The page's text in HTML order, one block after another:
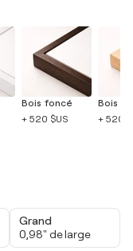
Bois foncé
+ 520 $US
Bois
+ 520
Grand
0,98" de large